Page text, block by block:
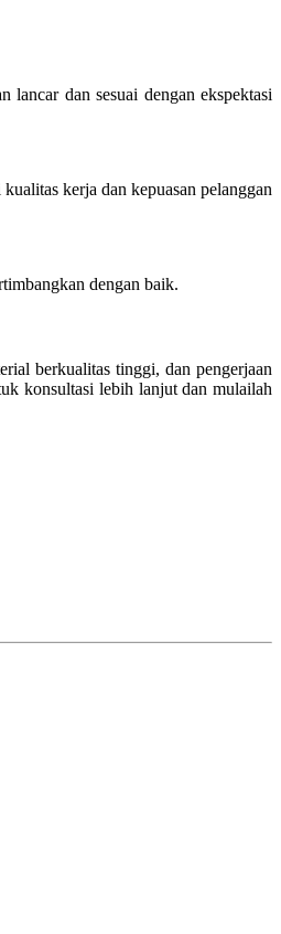
lancar dan sesuai dengan ekspektasi
kerja dan kepuasan pelanggan
dengan baik.
berkualitas tinggi, dan pengerjaan
konsultasi lebih lanjut dan mulailah